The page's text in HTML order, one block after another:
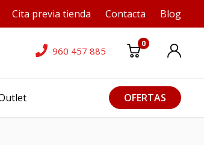
Cita previa tienda Contacta Blog
960 457 885
0
OFERTAS